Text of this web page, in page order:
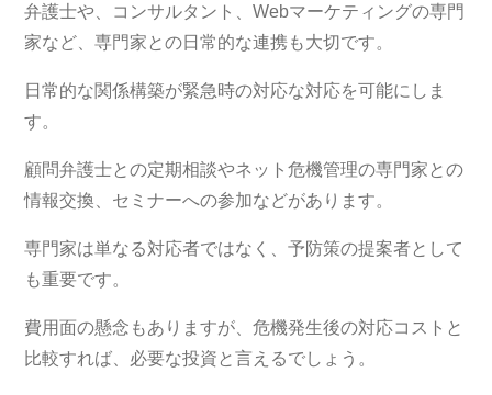
弁護士や、コンサルタント、Webマーケティングの専門
家など、専門家との日常的な連携も大切です。
日常的な関係構築が緊急時の対応な対応を可能にしま
す。
顧問弁護士との定期相談やネット危機管理の専門家との
情報交換、セミナーへの参加などがあります。
専門家は単なる対応者ではなく、予防策の提案者として
も重要です。
費用面の懸念もありますが、危機発生後の対応コストと
比較すれば、必要な投資と言えるでしょう。